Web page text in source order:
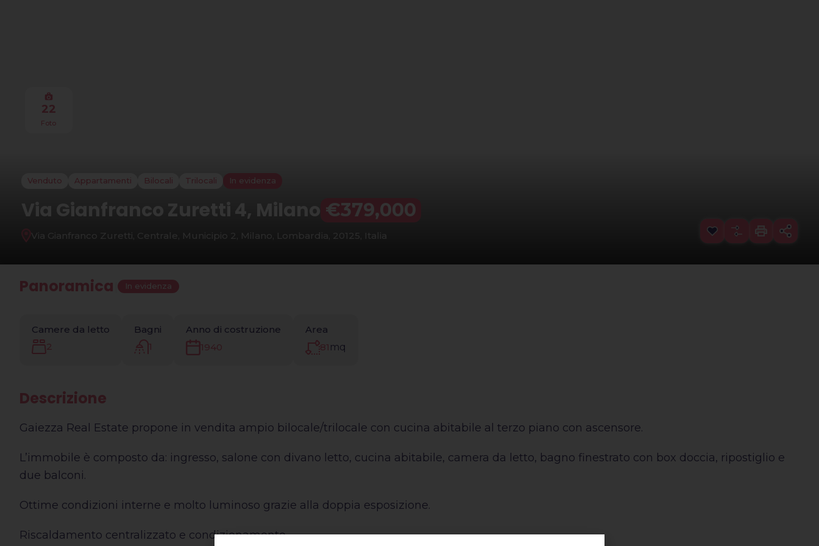
Venduto Appartamenti Bilocali Trilocali In evidenza
Via Gianfranco Zuretti 4, Milano €379,000
Via Gianfranco Zuretti, Centrale, Municipio 2, Milano, Lombardia, 20125, Italia
22
Foto
Panoramica In evidenza
Camere da letto
2
Bagni
1
Anno di costruzione
1940
Area
81 mq
Descrizione
Gaiezza Real Estate propone in vendita ampio bilocale/trilocale con cucina abitabile al terzo piano con ascensore.
L’immobile è composto da: ingresso, salone con divano letto, cucina abitabile, camera da letto, bagno finestrato con box doccia, ripostiglio e
due balconi.
Ottime condizioni interne e molto luminoso grazie alla doppia esposizione.
Riscaldamento centralizzato e condizionamento.